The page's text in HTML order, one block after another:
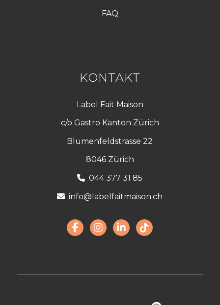
FAQ
KONTAKT
Label Fait Maison
c/o Gastro Kanton Zürich
Blumenfeldstrasse 22
8046 Zürich
044 377 31 85
info@labelfaitmaison.ch